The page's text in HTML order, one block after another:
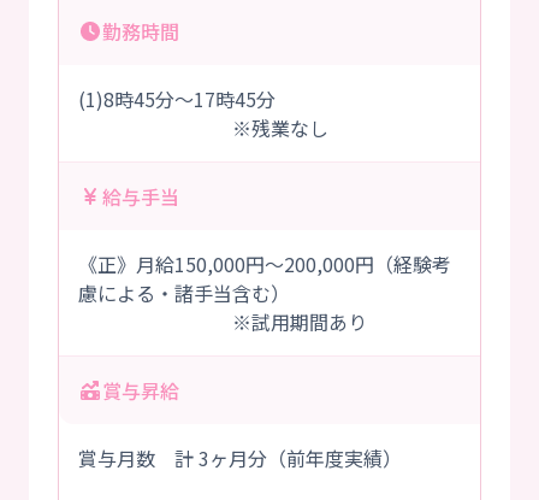
勤務時間
(1)8時45分～17時45分
※残業なし
給与手当
《正》月給150,000円～200,000円（経験考
慮による・諸手当含む）
※試用期間あり
賞与昇給
賞与月数 計 3ヶ月分（前年度実績）